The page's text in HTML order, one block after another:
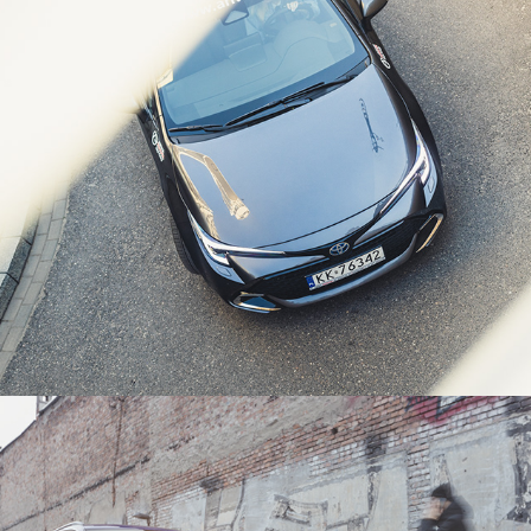
Corolla z Napędem 5. Generacji. Ewolucja
czy rewolucja?
Volkswagen Tiguan R-line
2023